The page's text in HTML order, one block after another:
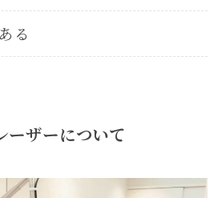
る
ーザーについて